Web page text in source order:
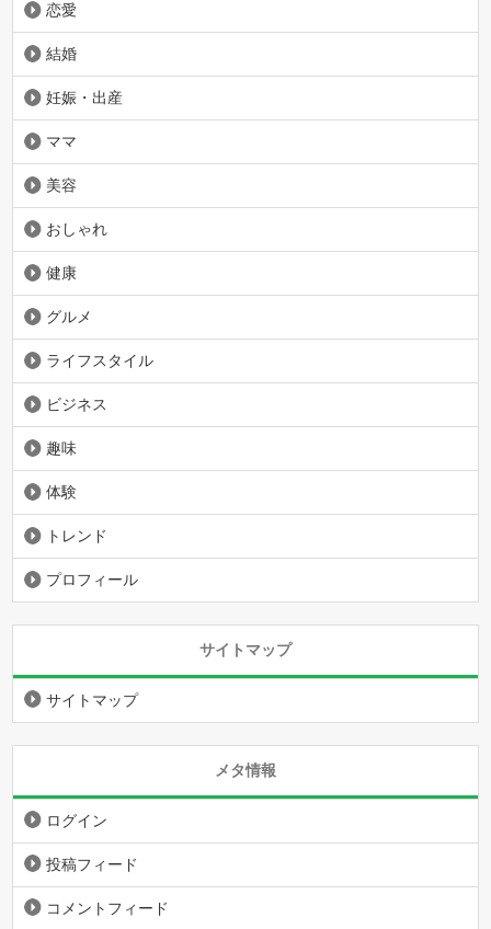
恋愛
結婚
妊娠・出産
ママ
美容
おしゃれ
健康
グルメ
ライフスタイル
ビジネス
趣味
体験
トレンド
プロフィール
サイトマップ
サイトマップ
メタ情報
ログイン
投稿フィード
コメントフィード